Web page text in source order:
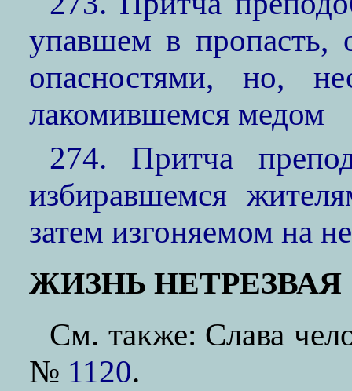
упавшем в пропасть,
опасностями, но,
лакомившемся медом
274. Притча
избиравшемся
затем изгоняемом на
ЖИЗНЬ НЕТРЕЗВАЯ
См. также: Слава
№ 1120.